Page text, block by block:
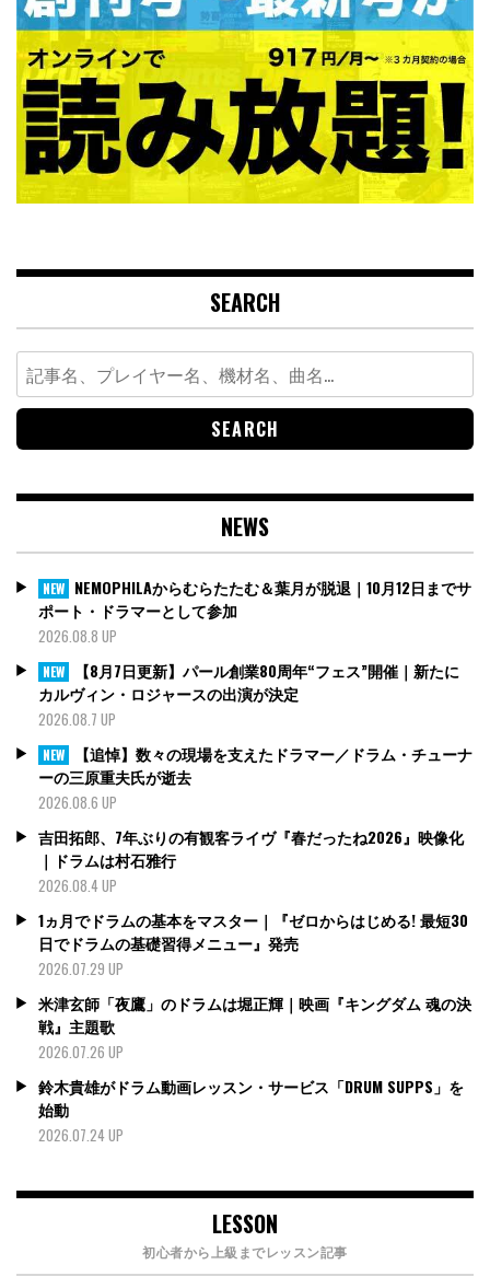
SEARCH
Search
for:
NEWS
NEW NEMOPHILAからむらたたむ＆葉月が脱退｜10月12日までサ
ポート・ドラマーとして参加
2026.08.8 UP
NEW
【8月7日更新】パール創業80周年“フェス”開催｜新たに
カルヴィン・ロジャースの出演が決定
2026.08.7 UP
NEW
【追悼】数々の現場を支えたドラマー／ドラム・チューナ
ーの三原重夫氏が逝去
2026.08.6 UP
吉田拓郎、7年ぶりの有観客ライヴ『春だったね2026』映像化
｜ドラムは村石雅行
2026.08.4 UP
1ヵ月でドラムの基本をマスター｜『ゼロからはじめる! 最短30
日でドラムの基礎習得メニュー』発売
2026.07.29 UP
米津玄師「夜鷹」のドラムは堀正輝｜映画『キングダム 魂の決
戦』主題歌
2026.07.26 UP
鈴木貴雄がドラム動画レッスン・サービス「DRUM SUPPS」を
始動
2026.07.24 UP
LESSON
初心者から上級までレッスン記事